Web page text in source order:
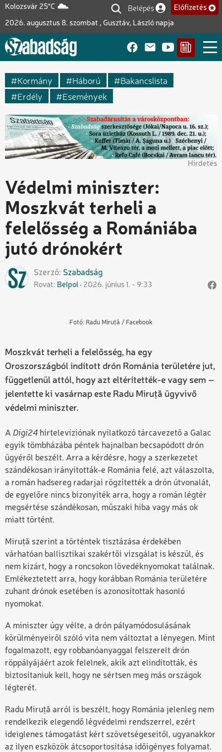
Ugrás
tartalomra
Kolozsvár 25°C
2026. augusztus 8. szombat , Gusztáv, László napja
Felhasználói fiók
Belépés Előfizetés
Kormány Háború
Bakancslista
Erdély
Események
Hirdetés
Védelmi miniszter:
Moszkvát terheli a
felelősség a Romániába
jutó drónokért
Szerző Szabadság
Rovat Belpol 2026. június 1. - 9:33
Fotó: Radu Miruță / Facebook
Moszkvát terheli a felelősség, ha egy
Oroszországból indított drón Románia területére jut,
függetlenül attól, hogy azt eltérítették-e vagy sem –
jelentette ki vasárnap este Radu Miruță ügyvivő
védelmi miniszter.
A Digi24 hírtelevíziónak nyilatkozó tárcavezető a Galac
egyik tömbházába péntek hajnalban becsapódott drón
ügyéről beszélt. Arra a kérdésre, hogy a szerkezetet
szándékosan irányították-e Románia felé, azt válaszolta,
a román hadsereg radarjai rögzítették a drón útvonalát,
de egyelőre nincs bizonyíték arra, hogy a román légtér
megsértése szándékosan, műszaki hiba vagy más ok
miatt történt.
Miruță szerint a történtek tisztázása érdekében
várhatóan ballisztikai szakértői vizsgálat is készül, és
nem kizárt, hogy a roncsokon lövedéknyomokat találnak.
Emlékeztetett arra, hogy korábban Románia területére
zuhant drónok esetében is azonosítottak hasonló
nyomokat.
A miniszter úgy vélte, a drón pályamódosulásának
körülményeiről szóló vita nem változtat a lényegen. Mint
fogalmazott, egy robbanóanyaggal felszerelt drón
röppályájáért azok felelnek, akik azt elindították, és
biztosítaniuk kell, hogy ne sértsen meg más országok
légterét.
Radu Miruță arról is beszélt, hogy Románia jelenleg nem
rendelkezik elegendő légvédelmi rendszerrel, ezért
ideiglenes támogatást kért szövetségeseitől, ugyanakkor
az ilyen eszközök átcsoportosítása időigényes folyamat.